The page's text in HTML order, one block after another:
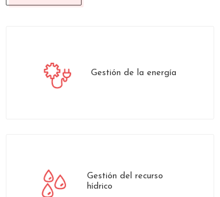
Gestión de la energía
Gestión del recurso
hídrico